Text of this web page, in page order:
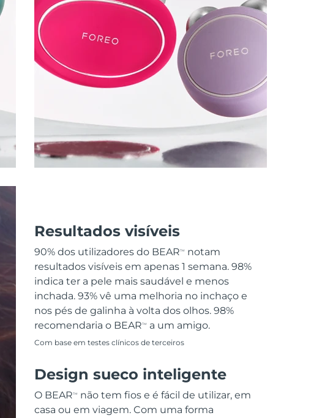
Resultados visíveis
90% dos utilizadores do BEARTM
notam
resultados visíveis em apenas 1 semana. 98%
indica ter a pele mais saudável e menos
inchada. 93% vê uma melhoria no inchaço e
nos pés de galinha à volta dos olhos. 98%
recomendaria o BEARTM a um amigo.
Com base em testes clínicos de terceiros
Design sueco inteligente
O BEARTM
não tem fios e é fácil de utilizar, em
casa ou em viagem. Com uma forma